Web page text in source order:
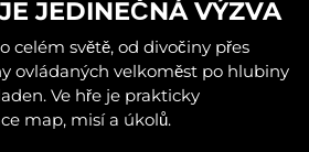
JEDINEČNÁ VÝZVA
celém světě, od divočiny přes
ovládaných velkoměst po hlubiny
Ve hře je prakticky
map, misí a úkolů.